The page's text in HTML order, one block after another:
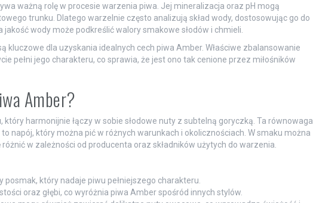
ważną rolę w procesie warzenia piwa. Jej mineralizacja oraz pH mogą
trunku. Dlatego warzelnie często analizują skład wody, dostosowując go do
wody może podkreślić walory smakowe słodów i chmieli.
kluczowe dla uzyskania idealnych cech piwa Amber. Właściwe zbalansowanie
pełni jego charakteru, co sprawia, że jest ono tak cenione przez miłośników
Amber?
, który harmonijnie łączy w sobie słodowe nuty z subtelną goryczką. Ta równowaga
napój, który można pić w różnych warunkach i okolicznościach. W smaku można
w zależności od producenta oraz składników użytych do warzenia.
posmak, który nadaje piwu pełniejszego charakteru.
oraz głębi, co wyróżnia piwa Amber spośród innych stylów.